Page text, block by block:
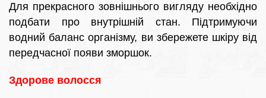
Для прекрасного зовнішнього вигляду необхідно
подбати про внутрішній стан. Підтримуючи
водний баланс організму, ви збережете шкіру від
передчасної появи зморшок.
Здорове волосся